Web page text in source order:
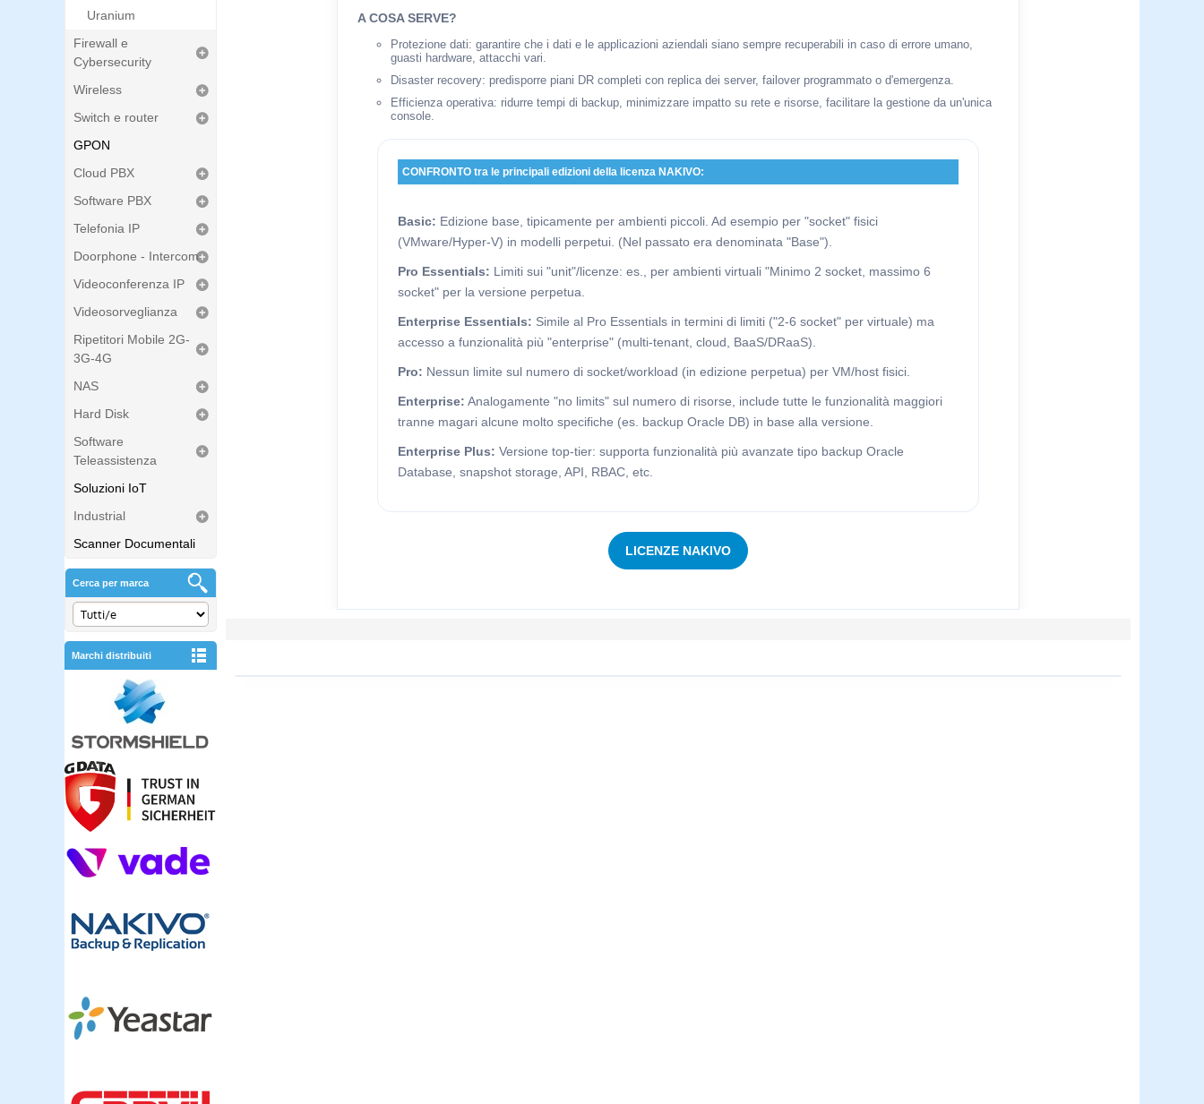
Uranium
Firewall e
Cybersecurity
Wireless
Switch e router
GPON
Cloud PBX
Software PBX
Telefonia IP
Doorphone - Intercom
Videoconferenza IP
Videosorveglianza
Ripetitori Mobile 2G-
3G-4G
NAS
Hard Disk
Software
Teleassistenza
Soluzioni IoT
Industrial
Scanner Documentali
Cerca per marca
Marchi distribuiti
A COSA SERVE?
Protezione dati: garantire che i dati e le applicazioni aziendali siano sempre recuperabili in caso di errore umano,
guasti hardware, attacchi vari.
Disaster recovery: predisporre piani DR completi con replica dei server, failover programmato o d'emergenza.
Efficienza operativa: ridurre tempi di backup, minimizzare impatto su rete e risorse, facilitare la gestione da un'unica
console.
CONFRONTO tra le principali edizioni della licenza NAKIVO:
Basic: Edizione base, tipicamente per ambienti piccoli. Ad esempio per "socket" fisici
(VMware/Hyper-V) in modelli perpetui. (Nel passato era denominata "Base").
Pro Essentials: Limiti sui "unit"/licenze: es., per ambienti virtuali "Minimo 2 socket, massimo 6
socket" per la versione perpetua.
Enterprise Essentials: Simile al Pro Essentials in termini di limiti ("2-6 socket" per virtuale) ma
accesso a funzionalità più "enterprise" (multi-tenant, cloud, BaaS/DRaaS).
Pro: Nessun limite sul numero di socket/workload (in edizione perpetua) per VM/host fisici.
Enterprise: Analogamente "no limits" sul numero di risorse, include tutte le funzionalità maggiori
tranne magari alcune molto specifiche (es. backup Oracle DB) in base alla versione.
Enterprise Plus: Versione top-tier: supporta funzionalità più avanzate tipo backup Oracle
Database, snapshot storage, API, RBAC, etc.
LICENZE NAKIVO